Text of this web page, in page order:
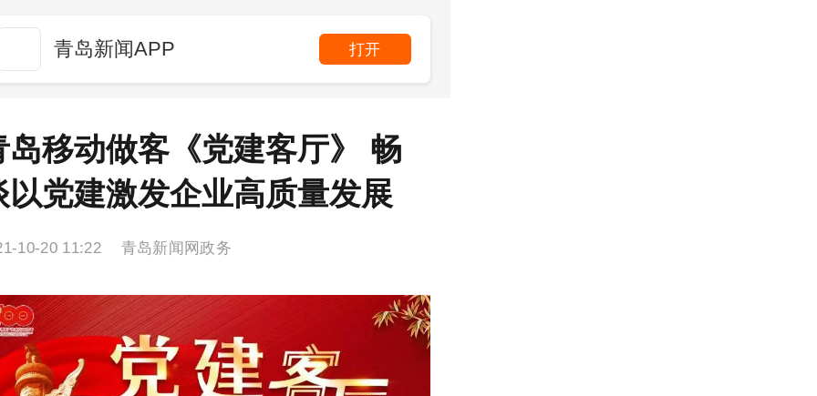
青岛新闻APP 打开
岛移动做客《党建客厅》 畅
以党建激发企业高质量发展
10-20 11:22 青岛新闻网政务